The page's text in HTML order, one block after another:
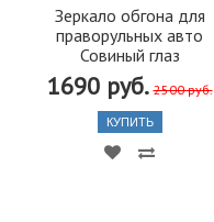
Зеркало обгона для
праворульных авто
Совиный глаз
1690 руб. 2500 руб.
КУПИТЬ